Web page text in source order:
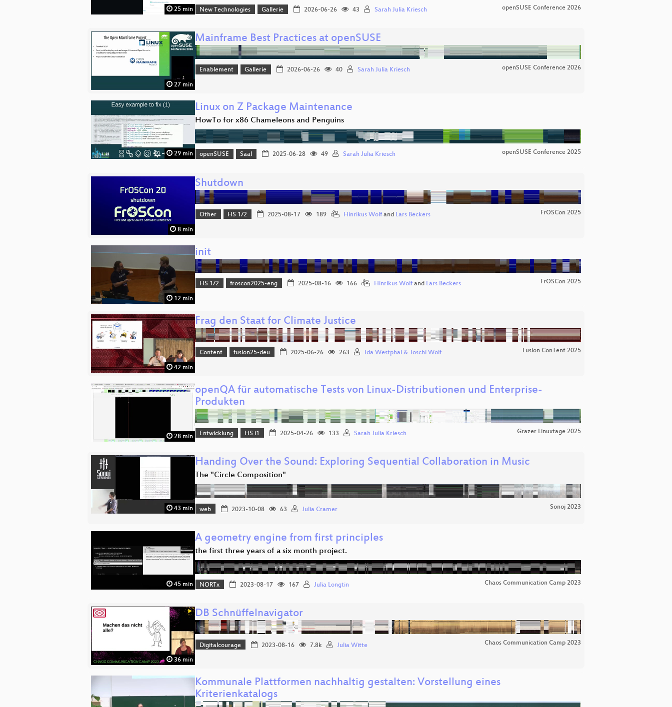
25 min New Technologies Gallerie 2026-06-26 43 Sarah Julia Kriesch openSUSE Conference 2026
27 min
Mainframe Best Practices at openSUSE
Enablement Gallerie 2026-06-26 40 Sarah Julia Kriesch openSUSE Conference 2026
29 min
Linux on Z Package Maintenance
HowTo for x86 Chameleons and Penguins
openSUSE Saal 2025-06-28 49 Sarah Julia Kriesch openSUSE Conference 2025
8 min
Shutdown
Other HS 1/2 2025-08-17 189 Hinrikus Wolfand Lars Beckers FrOSCon 2025
12 min
init
HS 1/2 froscon2025-eng 2025-08-16 166 Hinrikus Wolfand Lars Beckers FrOSCon 2025
42 min
Frag den Staat for Climate Justice
Content fusion25-deu 2025-06-26 263 Ida Westphal & Joschi Wolf Fusion ConTent 2025
28 min
openQA für automatische Tests von Linux-Distributionen und Enterprise-
Produkten
Entwicklung HS i1 2025-04-26 133 Sarah Julia Kriesch Grazer Linuxtage 2025
43 min
Handing Over the Sound: Exploring Sequential Collaboration in Music
The "Circle Composition"
web 2023-10-08 63 Julia Cramer Sonoj 2023
45 min
A geometry engine from first principles
the first three years of a six month project.
NORTx 2023-08-17 167 Julia Longtin Chaos Communication Camp 2023
36 min
DB Schnüffelnavigator
Digitalcourage 2023-08-16 7.8k Julia Witte Chaos Communication Camp 2023
Kommunale Plattformen nachhaltig gestalten: Vorstellung eines
Kriterienkatalogs